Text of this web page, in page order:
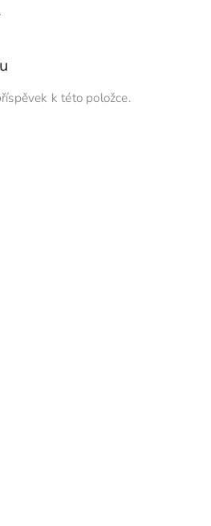
k této položce.